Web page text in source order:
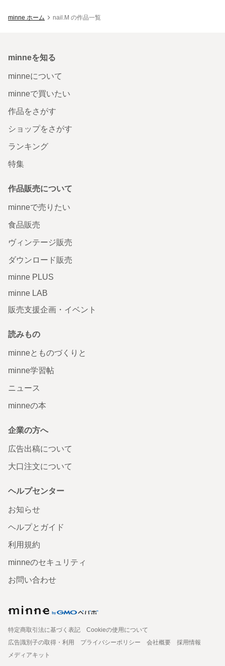
minne ホーム nail.M の作品一覧
minneを知る
minneについて
minneで買いたい
作品をさがす
ショップをさがす
ランキング
特集
作品販売について
minneで売りたい
食品販売
ヴィンテージ販売
ダウンロード販売
minne PLUS
minne LAB
販売支援企画・イベント
読みもの
minneとものづくりと
minne学習帖
ニュース
minneの本
企業の方へ
広告出稿について
大口注文について
ヘルプセンター
お知らせ
ヘルプとガイド
利用規約
minneのセキュリティ
お問い合わせ
特定商取引法に基づく表記
Cookieの使用について
広告識別子の取得・利用
プライバシーポリシー 会社概要
採用情報
メディアキット